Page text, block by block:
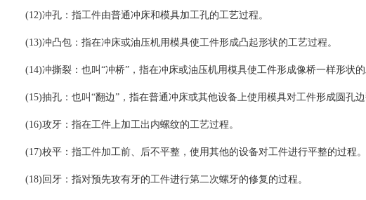
(12)冲孔：指工件由普通冲床和模具加工孔的工艺过程。
(13)冲凸包：指在冲床或油压机用模具使工件形成凸起形状的工艺过程。
(14)冲撕裂：也叫“冲桥”，指在冲床或油压机用模具使工件形成像桥一样形状的
(15)抽孔：也叫“翻边”，指在普通冲床或其他设备上使用模具对工件形成圆孔边
(16)攻牙：指在工件上加工出内螺纹的工艺过程。
(17)校平：指工件加工前、后不平整，使用其他的设备对工件进行平整的过程。
(18)回牙：指对预先攻有牙的工件进行第二次螺牙的修复的过程。